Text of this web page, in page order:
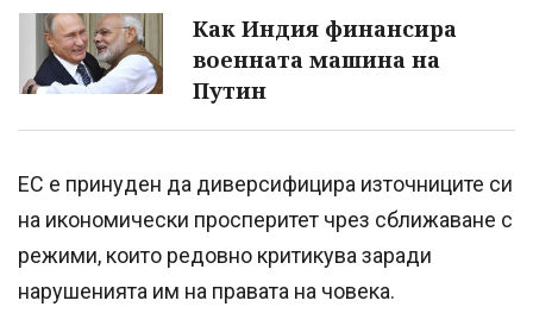
Как Индия финансира
военната машина на
Путин
ЕС е принуден да диверсифицира източниците си
на икономически просперитет чрез сближаване с
режими, които редовно критикува заради
нарушенията им на правата на човека.